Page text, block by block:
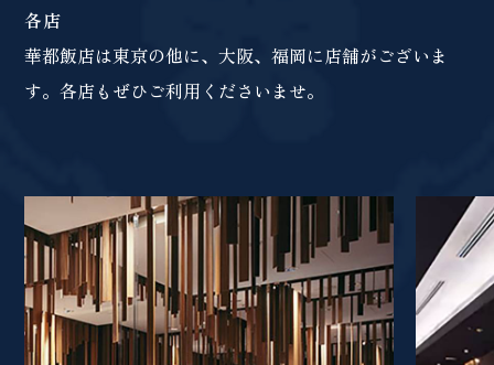
各店
華都飯店は東京の他に、大阪、福岡に店舗がございま
す。各店もぜひご利用くださいませ。